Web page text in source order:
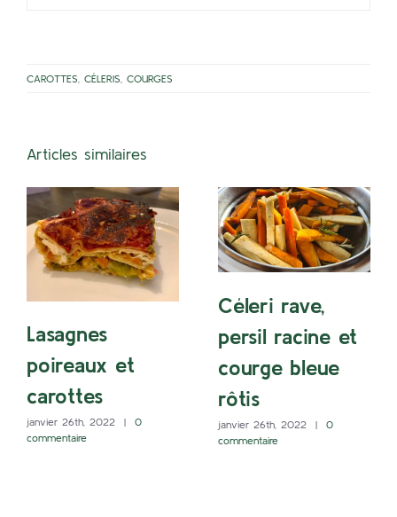
CAROTTES CÉLERIS COURGES
Articles similaires
Lasagnes
poireaux et
carottes
janvier 26th, 2022 |
0
commentaire
Céleri rave,
persil racine et
courge bleue
rôtis
janvier 26th, 2022 |
0
commentaire